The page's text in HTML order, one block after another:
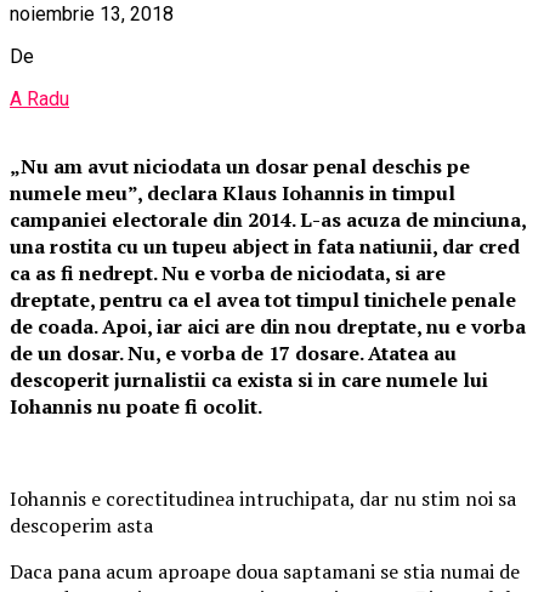
noiembrie 13, 2018
De
A Radu
„Nu am avut niciodata un dosar penal deschis pe
numele meu”, declara Klaus Iohannis in timpul
campaniei electorale din 2014. L-as acuza de minciuna,
una rostita cu un tupeu abject in fata natiunii, dar cred
ca as fi nedrept. Nu e vorba de niciodata, si are
dreptate, pentru ca el avea tot timpul tinichele penale
de coada. Apoi, iar aici are din nou dreptate, nu e vorba
de un dosar. Nu, e vorba de 17 dosare. Atatea au
descoperit jurnalistii ca exista si in care numele lui
Iohannis nu poate fi ocolit.
Iohannis e corectitudinea intruchipata, dar nu stim noi sa
descoperim asta
Daca pana acum aproape doua saptamani se stia numai de